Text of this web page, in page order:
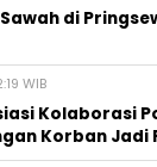
di
WIB
Kolaborasi
Korban